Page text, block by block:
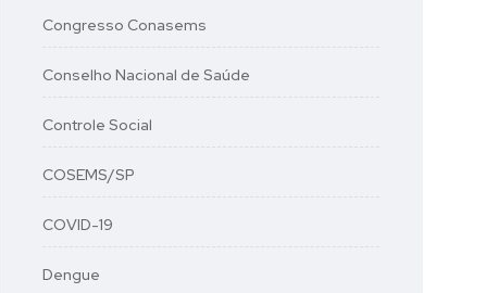
Congresso Conasems
Conselho Nacional de Saúde
Controle Social
COSEMS/SP
COVID-19
Dengue